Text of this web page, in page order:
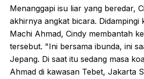
Menanggapi isu liar yang beredar,
akhirnya angkat bicara. Didampingi
Machi Ahmad, Cindy membantah
tersebut. "Ini bersama ibunda, ini
Jepang. Di saat itu sedang masa
Ahmad di kawasan Tebet, Jakarta